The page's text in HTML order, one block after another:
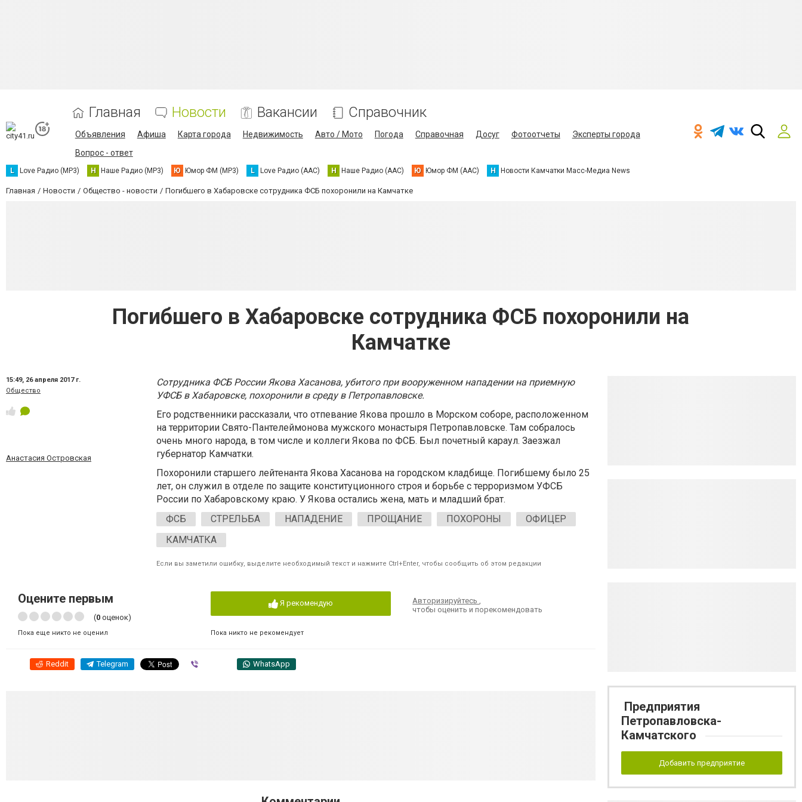
Главная Новости Вакансии Справочник
Объявления Афиша Карта города Недвижимость Авто / Мото Погода Справочная Досуг Фотоотчеты
Эксперты города
Вопрос - ответ
L Love Радио (MP3) Н Наше Радио (MP3) Ю Юмор ФМ (MP3) L Love Радио (AAC) Н Наше Радио (AAC) Ю Юмор ФМ (AAC) Н Новости Камчатки Масс-Медиа News
Главная Новости Общество - новости Погибшего в Хабаровске сотрудника ФСБ похоронили на Камчатке
Погибшего в Хабаровске сотрудника ФСБ похоронили на
Камчатке
15:49, 26 апреля 2017 г.
Общество
Анастасия Островская
Сотрудника ФСБ России Якова Хасанова, убитого при вооруженном нападении на приемную
УФСБ в Хабаровске, похоронили в среду в Петропавловске.
Его родственники рассказали, что отпевание Якова прошло в Морском соборе, расположенном
на территории Свято-Пантелеймонова мужского монастыря Петропавловске. Там собралось
очень много народа, в том числе и коллеги Якова по ФСБ. Был почетный караул. Заезжал
губернатор Камчатки.
Похоронили старшего лейтенанта Якова Хасанова на городском кладбище. Погибшему было 25
лет, он служил в отделе по защите конституционного строя и борьбе с терроризмом УФСБ
России по Хабаровскому краю. У Якова остались жена, мать и младший брат.
ФСБ
СТРЕЛЬБА НАПАДЕНИЕ ПРОЩАНИЕ ПОХОРОНЫ
ОФИЦЕР
КАМЧАТКА
Если вы заметили ошибку, выделите необходимый текст и нажмите Ctrl+Enter, чтобы сообщить об этом редакции
Оцените первым
(0 оценок)
Пока еще никто не оценил
Я рекомендую
Пока никто не рекомендует
Авторизируйтесь,
чтобы оценить и порекомендовать
Reddit Telegram WhatsApp
Предприятия
Петропавловска-
Камчатского
Добавить предприятие